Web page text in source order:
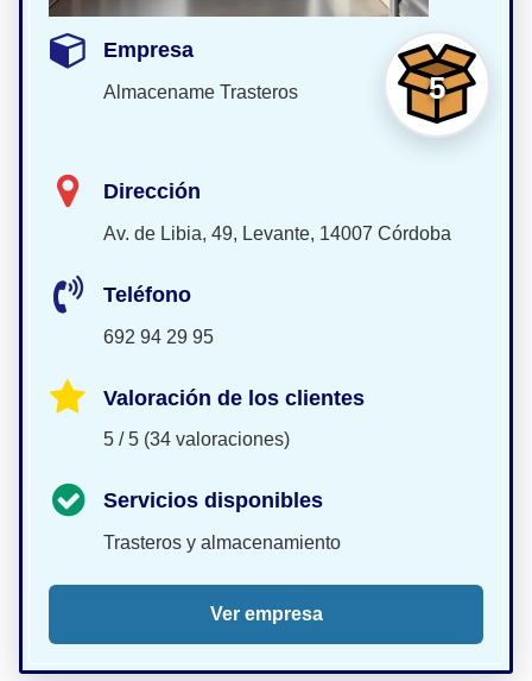
5
Empresa
Almacename Trasteros
Dirección
Av. de Libia, 49, Levante, 14007 Córdoba
Teléfono
692 94 29 95
Valoración de los clientes
5 / 5 (34 valoraciones)
Servicios disponibles
Trasteros y almacenamiento
Ver empresa